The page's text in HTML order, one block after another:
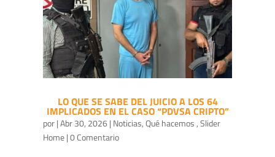
LO QUE SE SABE DEL JUICIO A LOS 64
IMPLICADOS EN EL CASO “PDVSA CRIPTO”
por|Abr 30, 2026| Noticias,Qué hacemos ,Slider
Home| 0 Comentario